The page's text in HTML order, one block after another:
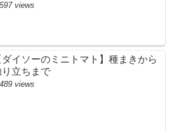
views
ダイソーのミニトマト】種まきから
り立ちまで
views